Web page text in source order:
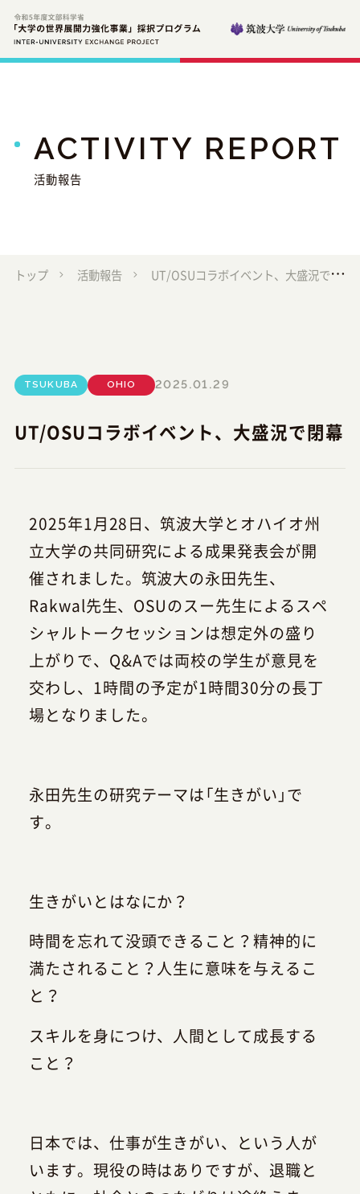
ACTIVITY REPORT
活動報告
トップ 活動報告 UT/OSUコラボイベント、大盛況で閉幕
TSUKUBA OHIO 2025.01.29
UT/OSUコラボイベント、大盛況で閉幕
2025年1月28日、筑波大学とオハイオ州
立大学の共同研究による成果発表会が開
催されました。筑波大の永田先生、
Rakwal先生、OSUのスー先生によるスペ
シャルトークセッションは想定外の盛り
上がりで、Q&Aでは両校の学生が意見を
交わし、1時間の予定が1時間30分の長丁
場となりました。
永田先生の研究テーマは「生きがい」で
す。
生きがいとはなにか？
時間を忘れて没頭できること？精神的に
満たされること？人生に意味を与えるこ
と？
スキルを身につけ、人間として成長する
こと？
日本では、仕事が生きがい、という人が
います。現役の時はありですが、退職と